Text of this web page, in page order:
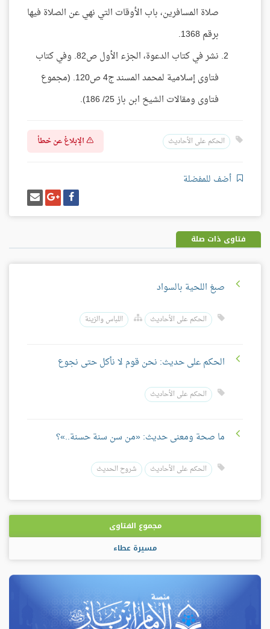
صلاة المسافرين، باب الأوقات التي نهي عن الصلاة فيها
برقم 1368.
نشر في كتاب الدعوة، الجزء الأول ص82. وفي كتاب
فتاوى إسلامية لمحمد المسند ج4 ص120. (مجموع
فتاوى ومقالات الشيخ ابن باز 25/ 186).
الحكم على الأحاديث الإبلاغ عن خطأ
أضف للمفضلة
شارك
على
فيسبوك
شارك
على
غوغل
بلس
إرسل
إيميل
فتاوى ذات صلة
صبغ اللحية بالسواد
الحكم على الأحاديث اللباس والزينة
الحكم على حديث: نحن قوم لا نأكل حتى نجوع
الحكم على الأحاديث
ما صحة ومعنى حديث: «من سن سنة حسنة..»؟
الحكم على الأحاديث شروح الحديث
مجموع الفتاوى
مسيرة عطاء